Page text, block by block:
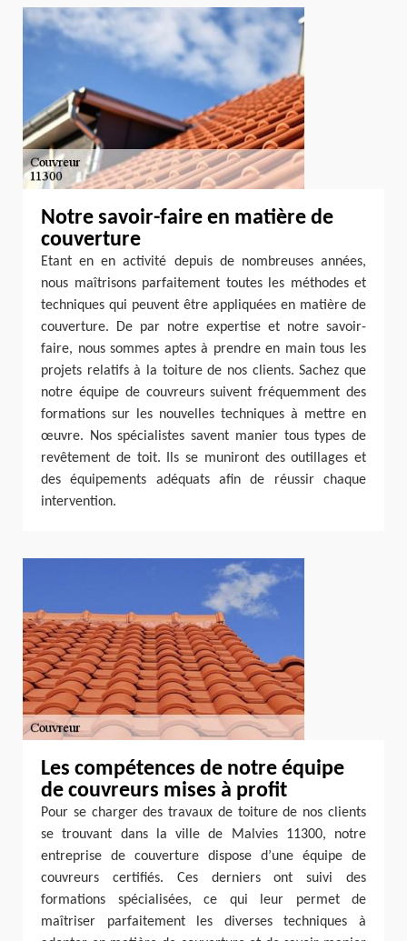
Notre savoir-faire en matière de
couverture
Etant en en activité depuis de nombreuses années,
nous maîtrisons parfaitement toutes les méthodes et
techniques qui peuvent être appliquées en matière de
couverture. De par notre expertise et notre savoir-
faire, nous sommes aptes à prendre en main tous les
projets relatifs à la toiture de nos clients. Sachez que
notre équipe de couvreurs suivent fréquemment des
formations sur les nouvelles techniques à mettre en
œuvre. Nos spécialistes savent manier tous types de
revêtement de toit. Ils se muniront des outillages et
des équipements adéquats afin de réussir chaque
intervention.
Les compétences de notre équipe
de couvreurs mises à profit
Pour se charger des travaux de toiture de nos clients
se trouvant dans la ville de Malvies 11300, notre
entreprise de couverture dispose d’une équipe de
couvreurs certifiés. Ces derniers ont suivi des
formations spécialisées, ce qui leur permet de
maîtriser parfaitement les diverses techniques à